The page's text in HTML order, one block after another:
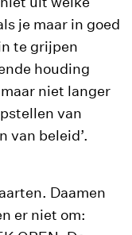
je maar in goed
te grijpen
houding
niet langer
van
van beleid’.
Daamen
er niet om: